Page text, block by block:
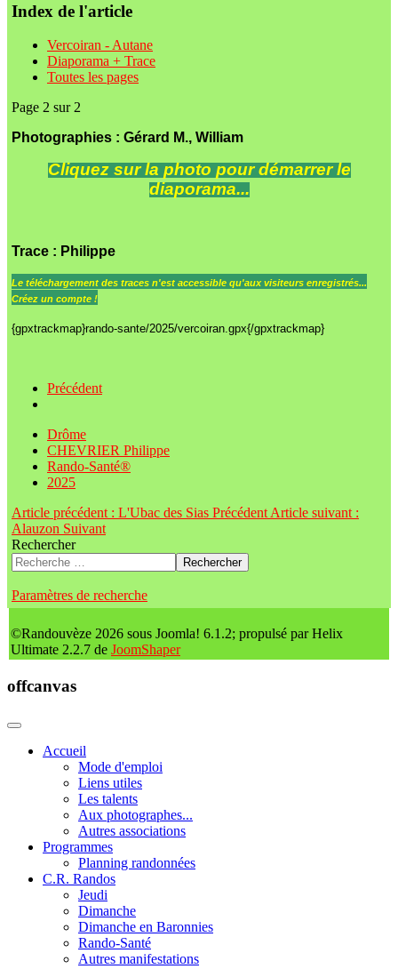
Index de l'article
Vercoiran - Autane
Diaporama + Trace
Toutes les pages
Page 2 sur 2
Photographies : Gérard M., William
Cliquez sur la photo pour démarrer le
diaporama...
Trace : Philippe
Le téléchargement des traces n'est accessible qu'aux visiteurs enregistrés...
Créez un compte !
{gpxtrackmap}rando-sante/2025/vercoiran.gpx{/gpxtrackmap}
Précédent
Drôme
CHEVRIER Philippe
Rando-Santé®
2025
Article précédent : L'Ubac des Sias Précédent Article suivant :
Alauzon Suivant
Rechercher
Rechercher
Paramètres de recherche
©Randouvèze 2026 sous Joomla! 6.1.2; propulsé par Helix
Ultimate 2.2.7 de JoomShaper
offcanvas
Accueil
Mode d'emploi
Liens utiles
Les talents
Aux photographes...
Autres associations
Programmes
Planning randonnées
C.R. Randos
Jeudi
Dimanche
Dimanche en Baronnies
Rando-Santé
Autres manifestations